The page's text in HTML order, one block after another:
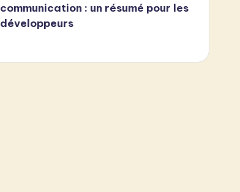
communication : un résumé pour les
développeurs